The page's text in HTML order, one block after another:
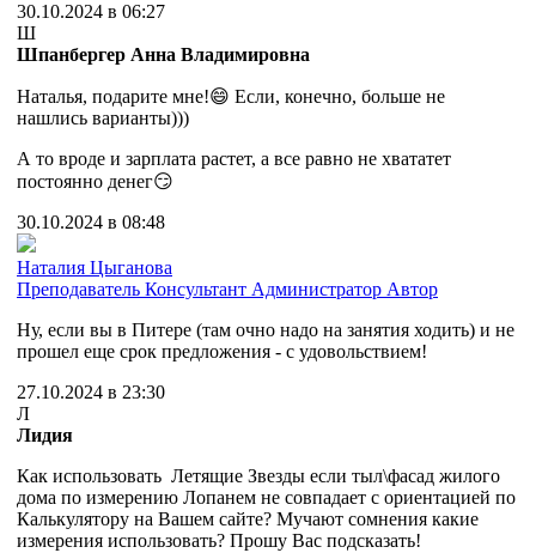
30.10.2024 в 06:27
Ш
Шпанбергер Анна Владимировна
Наталья, подарите мне!😄 Если, конечно, больше не
нашлись варианты)))
А то вроде и зарплата растет, а все равно не хвататет
постоянно денег😏
30.10.2024 в 08:48
Наталия Цыганова
Преподаватель Консультант Администратор Автор
Ну, если вы в Питере (там очно надо на занятия ходить) и не
прошел еще срок предложения - с удовольствием!
27.10.2024 в 23:30
Л
Лидия
Как использовать Летящие Звезды если тыл\фасад жилого
дома по измерению Лопанем не совпадает с ориентацией по
Калькулятору на Вашем сайте? Мучают сомнения какие
измерения использовать? Прошу Вас подсказать!